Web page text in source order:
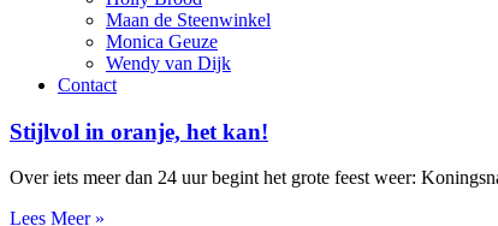
Maan de Steenwinkel
Monica Geuze
Wendy van Dijk
Contact
Stijlvol in oranje, het kan!
Over iets meer dan 24 uur begint het grote feest weer:
Lees Meer »